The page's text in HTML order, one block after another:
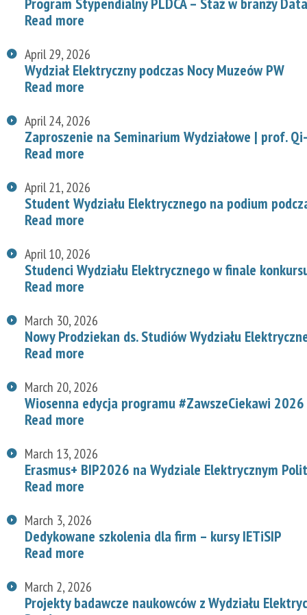
Read more
April 29, 2026
Wydział Elektryczny podczas Nocy Muzeów PW
Read more
April 24, 2026
Zaproszenie na Seminarium Wydziałowe | prof.
Read more
April 21, 2026
Student Wydziału Elektrycznego na podium
Read more
April 10, 2026
Studenci Wydziału Elektrycznego w finale
Read more
March 30, 2026
Nowy Prodziekan ds. Studiów Wydziału
Read more
March 20, 2026
Wiosenna edycja programu #ZawszeCiekawi
Read more
March 13, 2026
Erasmus+ BIP2026 na Wydziale Elektrycznym
Read more
March 3, 2026
Dedykowane szkolenia dla firm – kursy IETiSIP
Read more
March 2, 2026
Projekty badawcze naukowców z Wydziału